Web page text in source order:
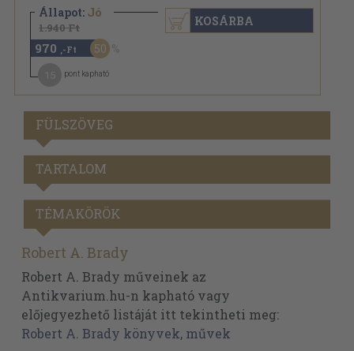
Állapot: Jó
1.940 Ft
970 ,-Ft 50
pont kapható
KOSÁRBA
FÜLSZÖVEG
TARTALOM
TÉMAKÖRÖK
Robert A. Brady
Robert A. Brady műveinek az
Antikvarium.hu-n kapható vagy
előjegyezhető listáját itt tekintheti meg:
Robert A. Brady könyvek, művek